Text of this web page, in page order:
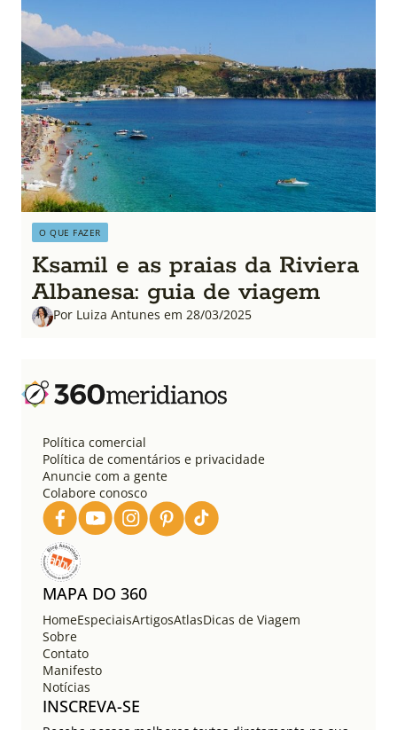
O QUE FAZER
Ksamil e as praias da Riviera
Albanesa: guia de viagem
Por Luiza Antunes em 28/03/2025
Política comercial
Política de comentários e privacidade
Anuncie com a gente
Colabore conosco
MAPA DO 360
HomeEspeciaisArtigosAtlasDicas de Viagem
Sobre
Contato
Manifesto
Notícias
INSCREVA-SE